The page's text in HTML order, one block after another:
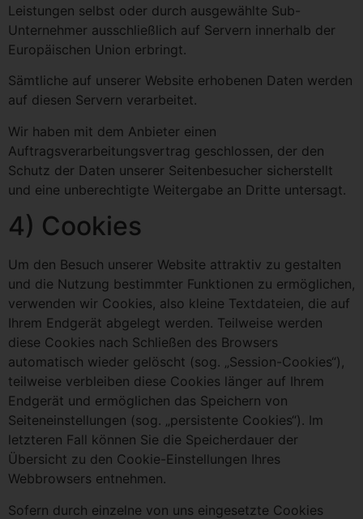
Leistungen selbst oder durch ausgewählte Sub-
Unternehmer ausschließlich auf Servern innerhalb der
Europäischen Union erbringt.
Sämtliche auf unserer Website erhobenen Daten werden
auf diesen Servern verarbeitet.
Wir haben mit dem Anbieter einen
Auftragsverarbeitungsvertrag geschlossen, der den
Schutz der Daten unserer Seitenbesucher sicherstellt
und eine unberechtigte Weitergabe an Dritte untersagt.
4) Cookies
Um den Besuch unserer Website attraktiv zu gestalten
und die Nutzung bestimmter Funktionen zu ermöglichen,
verwenden wir Cookies, also kleine Textdateien, die auf
Ihrem Endgerät abgelegt werden. Teilweise werden
diese Cookies nach Schließen des Browsers
automatisch wieder gelöscht (sog. „Session-Cookies“),
teilweise verbleiben diese Cookies länger auf Ihrem
Endgerät und ermöglichen das Speichern von
Seiteneinstellungen (sog. „persistente Cookies“). Im
letzteren Fall können Sie die Speicherdauer der
Übersicht zu den Cookie-Einstellungen Ihres
Webbrowsers entnehmen.
Sofern durch einzelne von uns eingesetzte Cookies